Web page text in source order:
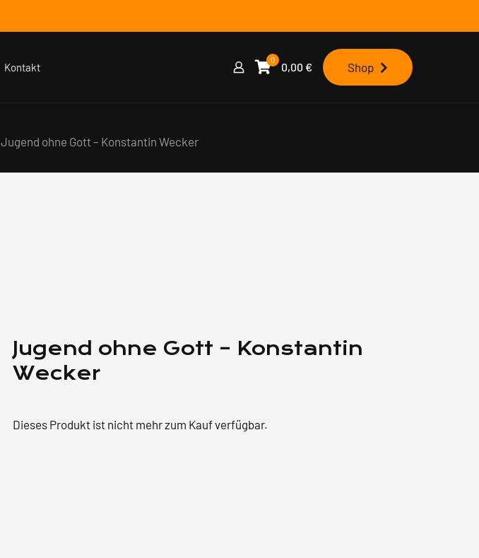
Kontakt
0
0,00 € Shop
Jugend ohne Gott – Konstantin Wecker
Jugend ohne Gott – Konstantin
Wecker
Dieses Produkt ist nicht mehr zum Kauf verfügbar.